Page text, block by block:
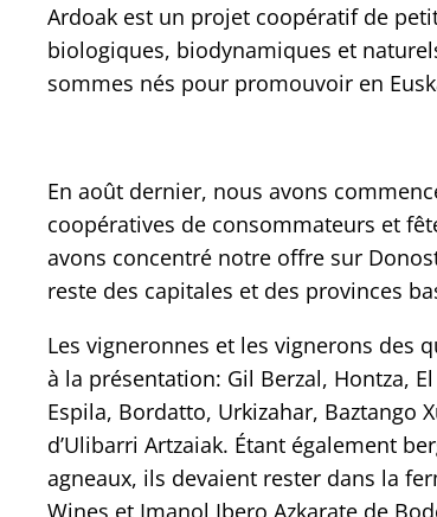
Ardoak est un projet coopératif de
biologiques, biodynamiques et
sommes nés pour promouvoir en
En août dernier, nous avons
coopératives de consommateurs et
avons concentré notre offre sur
reste des capitales et des provinces
Les vigneronnes et les vignerons des
à la présentation: Gil Berzal, Hontza,
Espila, Bordatto, Urkizahar, Baztango
d’Ulibarri Artzaiak. Étant également
agneaux, ils devaient rester dans la
Wines et Imanol Ibero Azkarate de